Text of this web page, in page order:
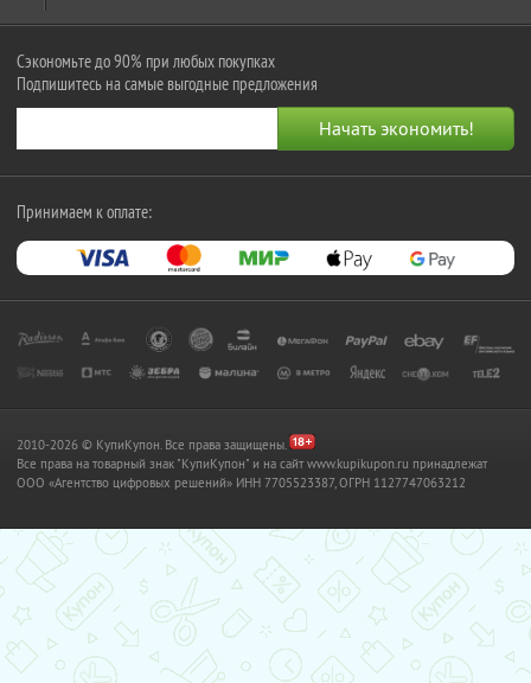
Сэкономьте до 90% при любых покупках
Подпишитесь на самые выгодные предложения
Принимаем к оплате:
2010-2026 © КупиКупон. Все права защищены.
Все права на товарный знак "КупиКупон" и на сайт www.kupikupon.ru принадлежат
OOO «Агентство цифровых решений» ИНН 7705523387, ОГРН 1127747063212